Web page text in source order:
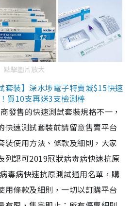
點擊圖片放大
套裝】深水埗電子特賣城$15快速
買10支再送3支檢測棒
發售的快速測試套裝規格不一，
快速測試套裝前請留意售賣平台
裝使用方法、條款及細則，大家
列認可2019冠狀病毒病快速抗原
毒病快速抗原測試通用名單，購
用條款及細則，一切以訂購平台